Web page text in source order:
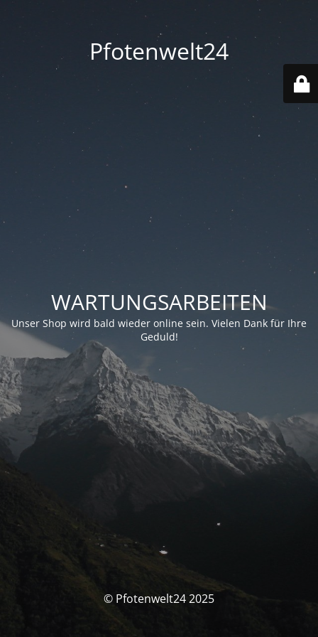
Pfotenwelt24
WARTUNGSARBEITEN
Unser Shop wird bald wieder online sein. Vielen Dank für Ihre
Geduld!
© Pfotenwelt24 2025